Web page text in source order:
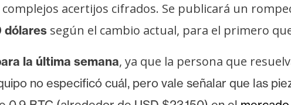
acertijos cifrados. Se publicará un
dólares según el cambio actual, para el primero
la última semana, ya que la persona que
no especificó cuál, pero vale señalar que las